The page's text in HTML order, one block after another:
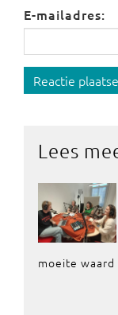
E-mailadres:
Reactie
Lees
moeite